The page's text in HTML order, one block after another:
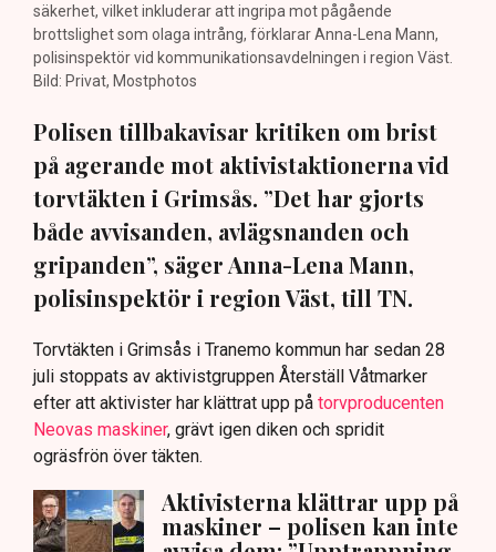
säkerhet, vilket inkluderar att ingripa mot pågående
brottslighet som olaga intrång, förklarar Anna-Lena Mann,
polisinspektör vid kommunikationsavdelningen i region Väst.
Bild: Privat, Mostphotos
Polisen tillbakavisar kritiken om brist
på agerande mot aktivistaktionerna vid
torvtäkten i Grimsås. ”Det har gjorts
både avvisanden, avlägsnanden och
gripanden”, säger Anna-Lena Mann,
polisinspektör i region Väst, till TN.
Torvtäkten i Grimsås i Tranemo kommun har sedan 28
juli stoppats av aktivistgruppen Återställ Våtmarker
efter att aktivister har klättrat upp på torvproducenten
Neovas maskiner, grävt igen diken och spridit
ogräsfrön över täkten.
Aktivisterna klättrar upp på
maskiner – polisen kan inte